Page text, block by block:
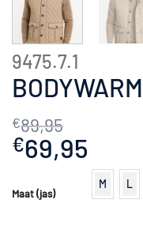
9475.7.1
€89,95
Oorspronkelijke
prijs
€89,95.
€69,95
is:
Maat (jas)
M L